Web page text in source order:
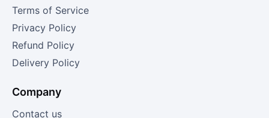
Terms of Service
Privacy Policy
Refund Policy
Delivery Policy
Company
Contact us